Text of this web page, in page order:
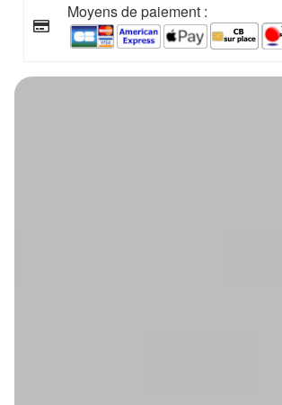
Moyens de paiement :